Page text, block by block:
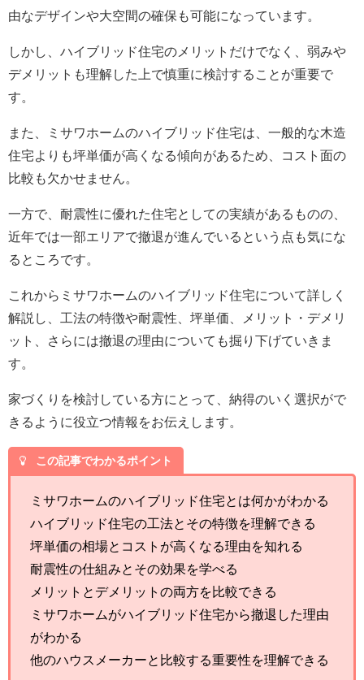
由なデザインや大空間の確保も可能になっています。
しかし、ハイブリッド住宅のメリットだけでなく、弱みや
デメリットも理解した上で慎重に検討することが重要で
す。
また、ミサワホームのハイブリッド住宅は、一般的な木造
住宅よりも坪単価が高くなる傾向があるため、コスト面の
比較も欠かせません。
一方で、耐震性に優れた住宅としての実績があるものの、
近年では一部エリアで撤退が進んでいるという点も気にな
るところです。
これからミサワホームのハイブリッド住宅について詳しく
解説し、工法の特徴や耐震性、坪単価、メリット・デメリ
ット、さらには撤退の理由についても掘り下げていきま
す。
家づくりを検討している方にとって、納得のいく選択がで
きるように役立つ情報をお伝えします。
この記事でわかるポイント
ミサワホームのハイブリッド住宅とは何かがわかる
ハイブリッド住宅の工法とその特徴を理解できる
坪単価の相場とコストが高くなる理由を知れる
耐震性の仕組みとその効果を学べる
メリットとデメリットの両方を比較できる
ミサワホームがハイブリッド住宅から撤退した理由
がわかる
他のハウスメーカーと比較する重要性を理解できる